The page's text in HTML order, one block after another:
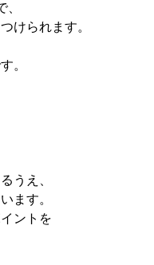
けられます。
。
うえ、
ます。
ントを